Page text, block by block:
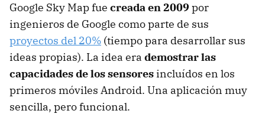
Google Sky Map fue creada en 2009 por
ingenieros de Google como parte de sus
proyectos del 20% (tiempo para desarrollar sus
ideas propias). La idea era demostrar las
capacidades de los sensores incluídos en los
primeros móviles Android. Una aplicación muy
sencilla, pero funcional.